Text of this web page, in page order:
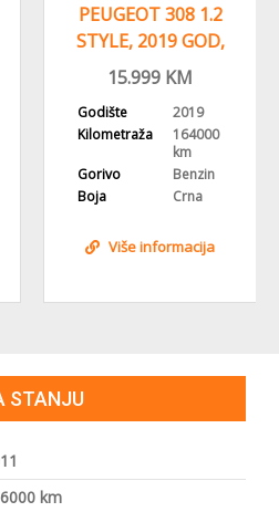
PEUGEOT 308 1.2
STYLE, 2019 GOD,
NAVIGACIJA,ALU
15.999 KM
Godište
2019
Kilometraža
164000
km
Gorivo
Benzin
Boja
Crna
Više informacija
STANJU
km